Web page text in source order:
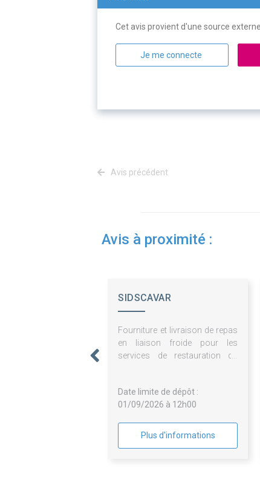
Cet avis provient d'une source
Je me connecte
Avis précédent
Avis à proximité :
SIDSCAVAR
Fourniture et livraison de repas
en liaison froide pour les
services de restauration du
Date limite de dépôt :
01/09/2026 à 12h00
Plus d'informations